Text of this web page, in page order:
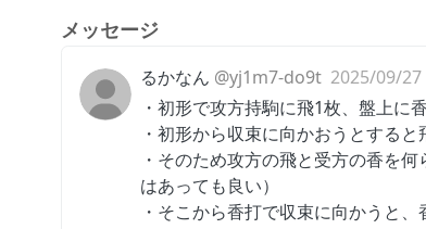
メッセージ
るかなん @yj1m7-do9t 2025/09/27
・初形で攻方持駒に飛1枚、盤上に
・初形から収束に向かおうとする
・そのため攻方の飛と受方の香を
はあっても良い）
・そこから香打で収束に向かうと